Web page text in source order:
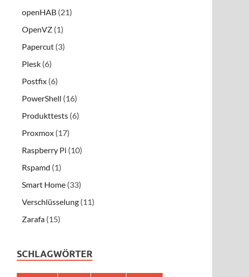
openHAB (21)
OpenVZ (1)
Papercut (3)
Plesk (6)
Postfix (6)
PowerShell (16)
Produkttests (6)
Proxmox (17)
Raspberry Pi (10)
Rspamd (1)
Smart Home (33)
Verschlüsselung (11)
Zarafa (15)
SCHLAGWÖRTER